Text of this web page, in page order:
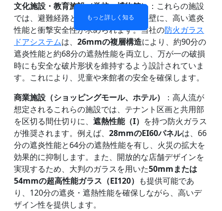
もっと詳しく知る
もっと詳しく知る
もっと詳しく知る
もっと詳しく知る
文化施設・教育施設（学校、博物館） ：これらの施設
では、避難経路となる廊下や階段室の壁に、高い遮炎
性能と衝撃安全性が求められます。当社の防火ガラス
ドアシステムは、 26mmの複層構造により、約90分の
遮炎性能と約68分の遮熱性能を両立し、万が一の破損
時にも安全な破片形状を維持するよう設計されていま
す。これにより、児童や来館者の安全を確保します。
商業施設（ショッピングモール、ホテル）
：高人流が
想定されるこれらの施設では、テナント区画と共用部
を区切る間仕切りに、 遮熱性能（I） を持つ防火ガラス
が推奨されます。例えば、 28mmのEI60パネルは、66
分の遮炎性能と64分の遮熱性能を有し、火災の拡大を
効果的に抑制します。また、開放的な店舗デザインを
実現するため、大判のガラスを用いた50mmまたは
54mmの超高性能ガラス（EI120） も提供可能であ
り、120分の遮炎・遮熱性能を確保しながら、高いデ
ザイン性を提供します。